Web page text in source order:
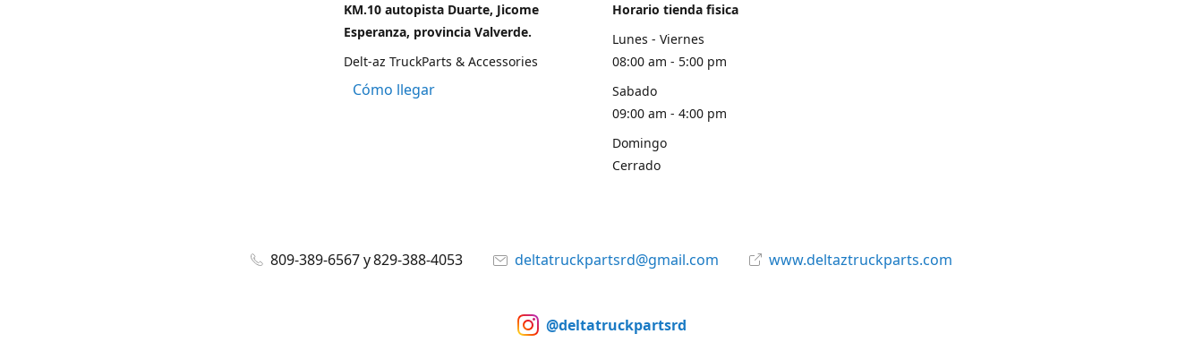
KM.10 autopista Duarte, Jicome
Esperanza, provincia Valverde.
Delt-az TruckParts & Accessories
Cómo llegar
Horario tienda fisica
Lunes - Viernes
08:00 am - 5:00 pm
Sabado
09:00 am - 4:00 pm
Domingo
Cerrado
809-389-6567 y 829-388-4053 deltatruckpartsrd@gmail.com www.deltaztruckparts.com
@deltatruckpartsrd